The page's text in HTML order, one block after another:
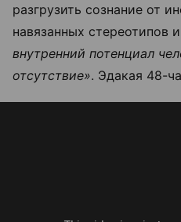
разгрузить сознание от
навязанных стереотипов
внутренний потенциал
отсутствие». Эдакая 48-